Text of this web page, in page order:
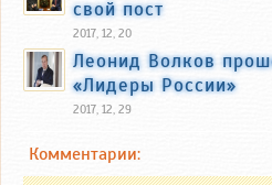
свой пост
2017, 12, 20
Леонид Волков
«Лидеры России»
2017, 12, 29
Комментарии: